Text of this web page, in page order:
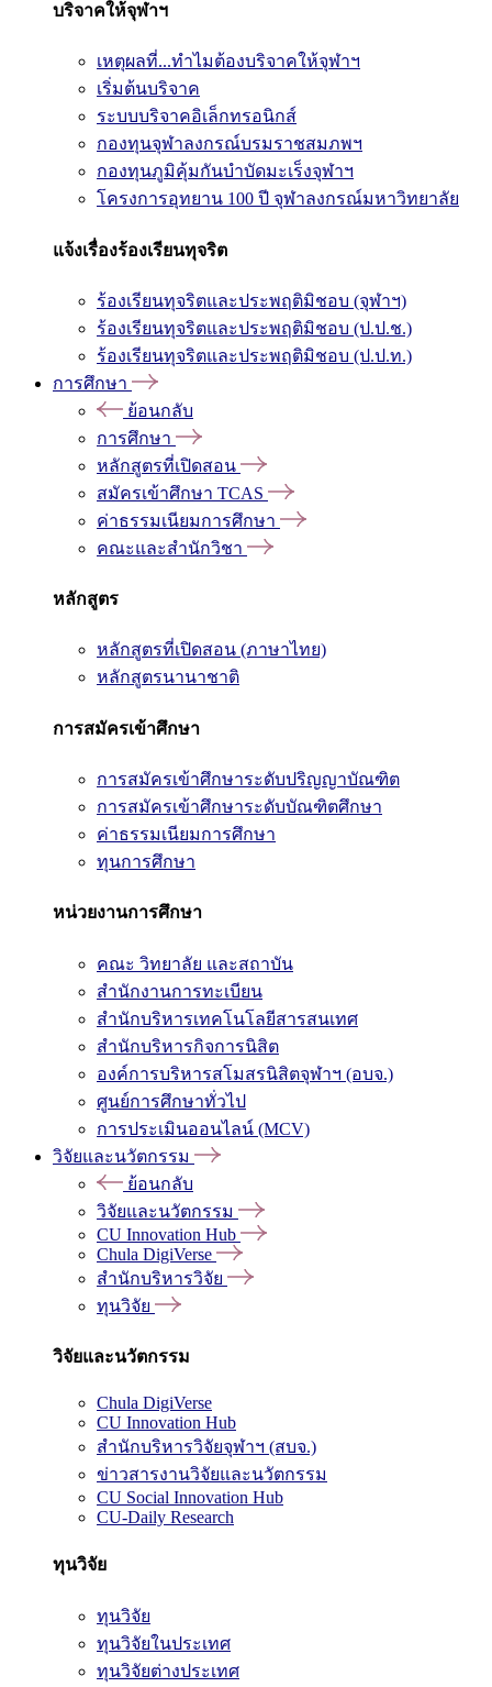
บริจาคให้จุฬาฯ
เหตุผลที่...ทำไมต้องบริจาคให้จุฬาฯ
เริ่มต้นบริจาค
ระบบบริจาคอิเล็กทรอนิกส์
กองทุนจุฬาลงกรณ์บรมราชสมภพฯ
กองทุนภูมิคุ้มกันบำบัดมะเร็งจุฬาฯ
โครงการอุทยาน 100 ปี จุฬาลงกรณ์มหาวิทยาลัย
แจ้งเรื่องร้องเรียนทุจริต
ร้องเรียนทุจริตและประพฤติมิชอบ (จุฬาฯ)
ร้องเรียนทุจริตและประพฤติมิชอบ (ป.ป.ช.)
ร้องเรียนทุจริตและประพฤติมิชอบ (ป.ป.ท.)
การศึกษา
ย้อนกลับ
การศึกษา
หลักสูตรที่เปิดสอน
สมัครเข้าศึกษา TCAS
ค่าธรรมเนียมการศึกษา
คณะและสำนักวิชา
หลักสูตร
หลักสูตรที่เปิดสอน (ภาษาไทย)
หลักสูตรนานาชาติ
การสมัครเข้าศึกษา
การสมัครเข้าศึกษาระดับปริญญาบัณฑิต
การสมัครเข้าศึกษาระดับบัณฑิตศึกษา
ค่าธรรมเนียมการศึกษา
ทุนการศึกษา
หน่วยงานการศึกษา
คณะ วิทยาลัย และสถาบัน
สำนักงานการทะเบียน
สำนักบริหารเทคโนโลยีสารสนเทศ
สำนักบริหารกิจการนิสิต
องค์การบริหารสโมสรนิสิตจุฬาฯ (อบจ.)
ศูนย์การศึกษาทั่วไป
การประเมินออนไลน์ (MCV)
วิจัยและนวัตกรรม
ย้อนกลับ
วิจัยและนวัตกรรม
CU Innovation Hub
Chula DigiVerse
สำนักบริหารวิจัย
ทุนวิจัย
วิจัยและนวัตกรรม
Chula DigiVerse
CU Innovation Hub
สำนักบริหารวิจัยจุฬาฯ (สบจ.)
ข่าวสารงานวิจัยและนวัตกรรม
CU Social Innovation Hub
CU-Daily Research
ทุนวิจัย
ทุนวิจัย
ทุนวิจัยในประเทศ
ทุนวิจัยต่างประเทศ